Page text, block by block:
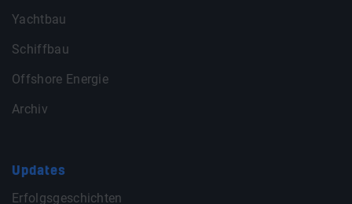
Yachtbau
Schiffbau
Offshore Energie
Archiv
Updates
Erfolgsgeschichten